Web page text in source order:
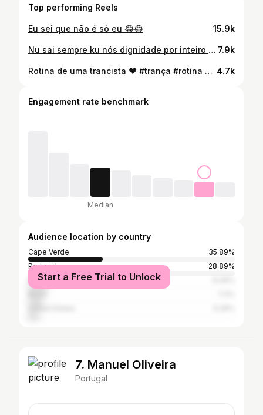
Top performing Reels
Eu sei que não é só eu 😂😂 15.9k
Nu sai sempre ku nós dignidade por inteiro #relacionamento #conselhos #mulheres #fyp 7.9k
Rotina de uma trancista ❤️ #trança #rotina #portoportugal #braidmaster #master #atendimento #work #twist #knotless #corrida #viral 4.7k
Engagement rate benchmark
Median
Audience location by country
Cape Verde
35.89%
Portugal
28.89%
France
Start a Free Trial to Unlock
7. Manuel Oliveira
Portugal